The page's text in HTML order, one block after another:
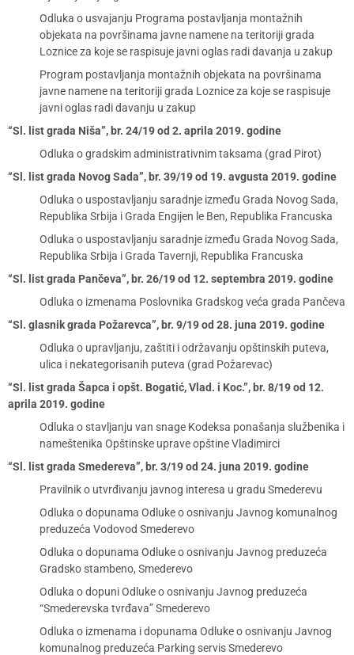
Odluka o usvajanju Programa postavljanja montažnih
objekata na površinama javne namene na teritoriji grada
Loznice za koje se raspisuje javni oglas radi davanja u zakup
Program postavljanja montažnih objekata na površinama
javne namene na teritoriji grada Loznice za koje se raspisuje
javni oglas radi davanju u zakup
“Sl. list grada Niša”, br. 24/19 od 2. aprila 2019. godine
Odluka o gradskim administrativnim taksama (grad Pirot)
“Sl. list grada Novog Sada”, br. 39/19 od 19. avgusta 2019. godine
Odluka o uspostavljanju saradnje između Grada Novog Sada,
Republika Srbija i Grada Engijen le Ben, Republika Francuska
Odluka o uspostavljanju saradnje između Grada Novog Sada,
Republika Srbija i Grada Tavernji, Republika Francuska
“Sl. list grada Pančeva”, br. 26/19 od 12. septembra 2019. godine
Odluka o izmenama Poslovnika Gradskog veća grada Pančeva
“Sl. glasnik grada Požarevca”, br. 9/19 od 28. juna 2019. godine
Odluka o upravljanju, zaštiti i održavanju opštinskih puteva,
ulica i nekategorisanih puteva (grad Požarevac)
“Sl. list grada Šapca i opšt. Bogatić, Vlad. i Koc.”, br. 8/19 od 12.
aprila 2019. godine
Odluka o stavljanju van snage Kodeksa ponašanja službenika i
nameštenika Opštinske uprave opštine Vladimirci
“Sl. list grada Smedereva”, br. 3/19 od 24. juna 2019. godine
Pravilnik o utvrđivanju javnog interesa u gradu Smederevu
Odluka o dopunama Odluke o osnivanju Javnog komunalnog
preduzeća Vodovod Smederevo
Odluka o dopunama Odluke o osnivanju Javnog preduzeća
Gradsko stambeno, Smederevo
Odluka o dopuni Odluke o osnivanju Javnog preduzeća
“Smederevska tvrđava” Smederevo
Odluka o izmenama i dopunama Odluke o osnivanju Javnog
komunalnog preduzeća Parking servis Smederevo